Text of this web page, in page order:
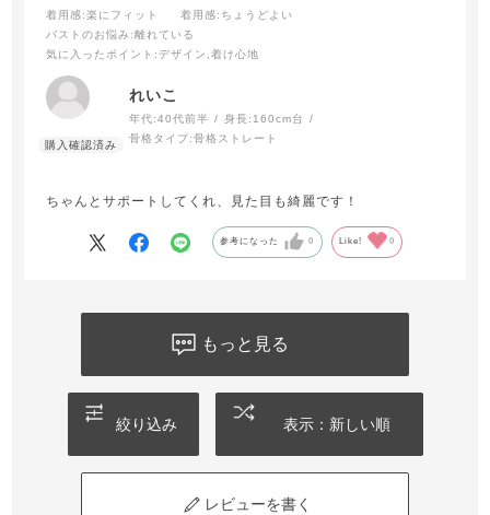
着用感:楽にフィット 着用感:ちょうどよい
バストのお悩み:離れている
気に入ったポイント :デザイン,着け心地
れいこ
年代:40代前半 身長: 160cm台
骨格タイプ:骨格ストレート
ちゃんとサポートしてくれ、見た目も綺麗です！
参考になった 0 Like! 0
もっと見る
絞り込み 表示：新しい順
レビューを書く